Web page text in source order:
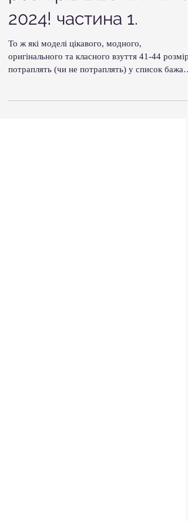
розмірів ВЕСНА-ЛІТО
2024! частина 1.
То ж які моделі цікавого, модного,
усіх...